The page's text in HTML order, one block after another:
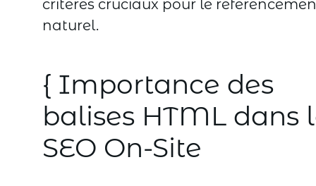
critères cruciaux pour le
naturel.
{ Importance des
balises HTML dans
SEO On-Site